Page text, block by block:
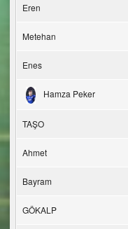
Eren
Metehan
Enes
Hamza Peker
TAŞO
Ahmet
Bayram
GÖKALP